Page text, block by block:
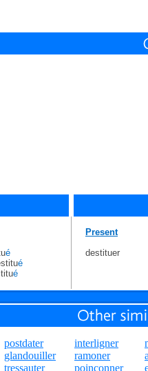
é
é
é
Present
destituer
postdater
glandouiller
tressauter
interligner
ramoner
poinçonner